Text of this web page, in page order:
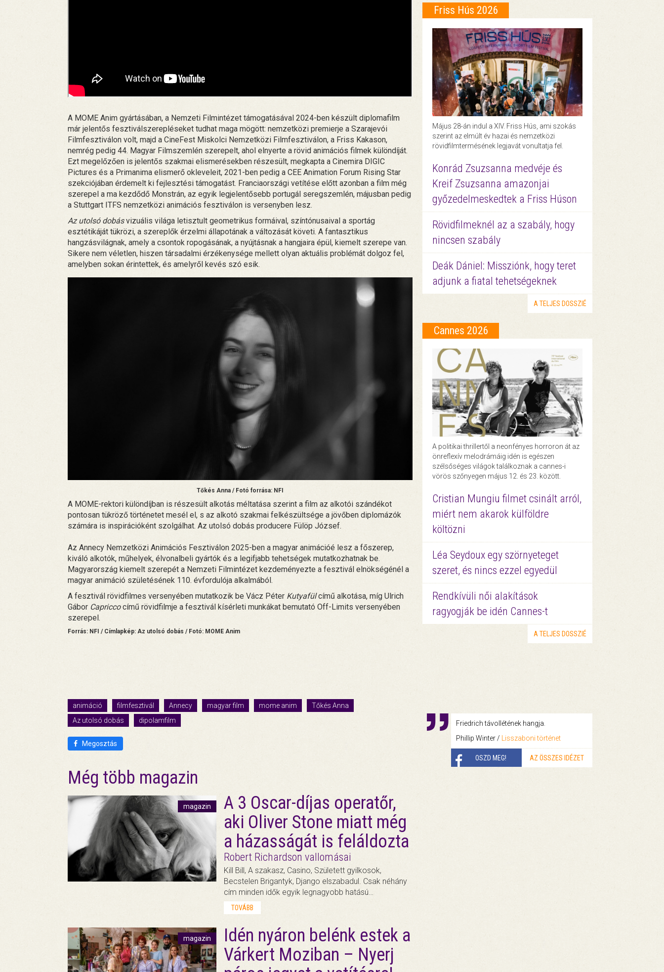
A MOME Anim gyártásában, a Nemzeti Filmintézet támogatásával 2024-ben készült diplomafilm
már jelentős fesztiválszerepléseket tudhat maga mögött: nemzetközi premierje a Szarajevói
Filmfesztiválon volt, majd a CineFest Miskolci Nemzetközi Filmfesztiválon, a Friss Kakason,
nemrég pedig 44. Magyar Filmszemlén szerepelt, ahol elnyerte a rövid animációs filmek különdíját.
Ezt megelőzően is jelentős szakmai elismerésekben részesült, megkapta a Cinemira DIGIC
Pictures és a Primanima elismerő okleveleit, 2021-ben pedig a CEE Animation Forum Rising Star
szekciójában érdemelt ki fejlesztési támogatást. Franciaországi vetítése előtt azonban a film még
szerepel a ma kezdődő Monstrán, az egyik legjelentősebb portugál seregszemlén, májusban pedig
a Stuttgart ITFS nemzetközi animációs fesztiválon is versenyben lesz.
Az utolsó dobásvizuális világa letisztult geometrikus formáival, színtónusaival a sportág
esztétikáját tükrözi, a szereplők érzelmi állapotának a változását követi. A fantasztikus
hangzásvilágnak, amely a csontok ropogásának, a nyújtásnak a hangjaira épül, kiemelt szerepe van.
Sikere nem véletlen, hiszen társadalmi érzékenysége mellett olyan aktuális problémát dolgoz fel,
amelyben sokan érintettek, és amelyről kevés szó esik.
Tőkés Anna / Fotó forrása: NFI
A MOME-rektori különdíjban is részesült alkotás méltatása szerint a film az alkotói szándékot
pontosan tükröző történetet mesél el, s az alkotó szakmai felkészültsége a jövőben diplomázók
számára is inspirációként szolgálhat. Az utolsó dobás producere Fülöp József.
Az Annecy Nemzetközi Animációs Fesztiválon 2025-ben a magyar animációé lesz a főszerep,
kiváló alkotók, műhelyek, élvonalbeli gyártók és a legifjabb tehetségek mutatkozhatnak be.
Magyarország kiemelt szerepét a Nemzeti Filmintézet kezdeményezte a fesztivál elnökségénél a
magyar animáció születésének 110. évfordulója alkalmából.
A fesztivál rövidfilmes versenyében mutatkozik be Vácz Péter Kutyafülcímű alkotása, míg Ulrich
Gábor Capriccocímű rövidfilmje a fesztivál kísérleti munkákat bemutató Off-Limits versenyében
szerepel.
Forrás: NFI / Címlapkép: Az utolsó dobás / Fotó: MOME Anim
animáció filmfesztivál Annecy magyar film mome anim
Tőkés Anna
Az utolsó dobás
dipolamfilm
Megosztás
Még több magazin
magazin
A 3 Oscar-díjas operatőr,
aki Oliver Stone miatt még
a házasságát is feláldozta
Robert Richardson vallomásai
Kill Bill, A szakasz, Casino, Született gyilkosok,
Becstelen Brigantyk, Django elszabadul. Csak néhány
cím minden idők egyik legnagyobb hatású…
TOVÁBB
magazin
Idén nyáron belénk estek a
Várkert Moziban – Nyerj
Friss Hús 2026
Május 28-án indul a XIV. Friss Hús, ami szokás
szerint az elmúlt év hazai és nemzetközi
rövidfilmtermésének legjavát vonultatja fel.
Konrád Zsuzsanna medvéje és
Kreif Zsuzsanna amazonjai
győzedelmeskedtek a Friss Húson
Rövidfilmeknél az a szabály, hogy
nincsen szabály
Deák Dániel: Missziónk, hogy teret
adjunk a fiatal tehetségeknek
A TELJES DOSSZIÉ
Cannes 2026
A politikai thrillertől a neonfényes horroron át az
önreflexív melodrámáig idén is egészen
szélsőséges világok találkoznak a cannes-i
vörös szőnyegen május 12. és 23. között.
Cristian Mungiu filmet csinált arról,
miért nem akarok külföldre
költözni
Léa Seydoux egy szörnyeteget
szeret, és nincs ezzel egyedül
Rendkívüli női alakítások
ragyogják be idén Cannes-t
A TELJES DOSSZIÉ
Friedrich távollétének hangja.
Phillip Winter /
Lisszaboni történet
OSZD MEG! AZ ÖSSZES IDÉZET